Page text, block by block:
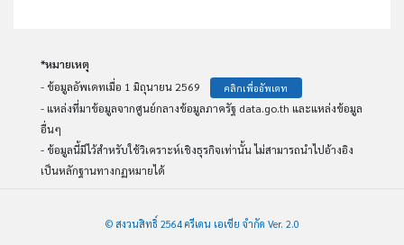
*หมายเหตุ
- ข้อมูลอัพเดทเมื่อ 1 มิถุนายน 2569
คลิกเพื่ออัพเดท
- แหล่งที่มาข้อมูลจากศูนย์กลางข้อมูลภาครัฐ data.go.th และแหล่งข้อมูล
อื่นๆ
- ข้อมูลนี้มีไว้สำหรับใช้วิเคราะห์เชิงธุรกิจเท่านั้น ไม่สามารถนำไปอ้างอิง
เป็นหลักฐานทางกฏหมายได้
© สงวนสิทธิ์ 2564 ครีเดน เอเชีย จำกัด Ver. 2.0